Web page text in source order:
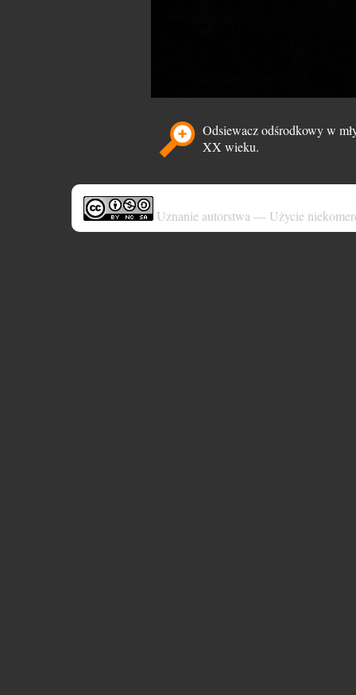
Odsiewacz odśrodkowy w
XX wieku.
Uznanie autorstwa — Użycie